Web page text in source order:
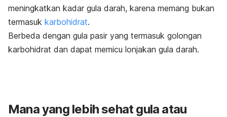
meningkatkan kadar gula darah, karena memang bukan
termasuk karbohidrat.
Berbeda dengan gula pasir yang termasuk golongan
karbohidrat dan dapat memicu lonjakan gula darah.
Mana yang lebih sehat gula atau